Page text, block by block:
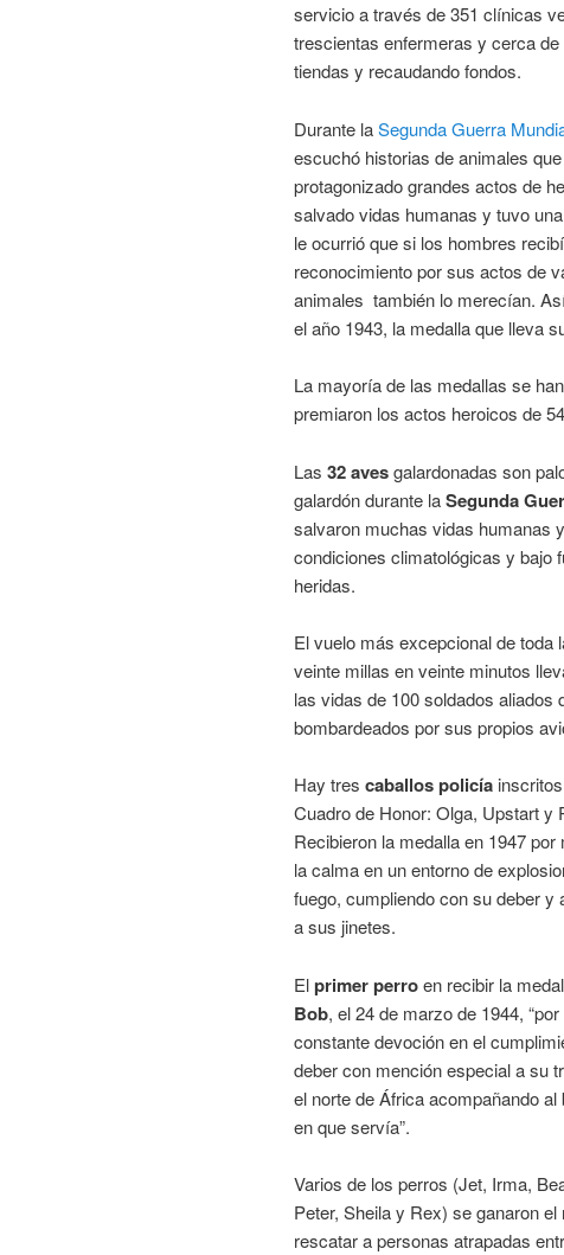
servicio a través de 351 clínicas
trescientas enfermeras y cerca
tiendas y recaudando fondos.
Durante laSegunda Guerra
escuchó historias de animales
protagonizado grandes actos de
salvado vidas humanas y tuvo
le ocurrió que si los hombres
reconocimiento por sus actos de
animales también lo merecían.
el año 1943, la medalla que lleva
La mayoría de las medallas se
premiaron los actos heroicos de
Las 32 avesgalardonadas son
galardón durante laSegunda
salvaron muchas vidas humanas
condiciones climatológicas y bajo
heridas.
El vuelo más excepcional de toda
veinte millas en veinte minutos
las vidas de 100 soldados
bombardeados por sus propios
Hay tres caballos policía
Cuadro de Honor: Olga, Upstart y
Recibieron la medalla en 1947 por
la calma en un entorno de
fuego, cumpliendo con su deber y
a sus jinetes.
Elprimer perroen recibir la
Bob, el 24 de marzo de 1944,
constante devoción en el
deber con mención especial a su
el norte de África acompañando al
en que servía”.
Varios de los perros (Jet, Irma,
Peter, Sheila y Rex) se ganaron
rescatar a personas atrapadas